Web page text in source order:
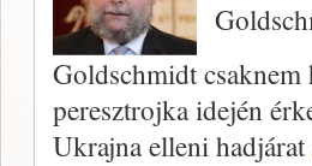
Goldschmidt csaknem
peresztrojka idején
Ukrajna elleni hadjárat